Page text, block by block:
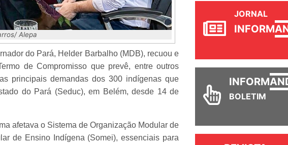
Alepa
do Pará, Helder Barbalho (MDB), recuou e
de Compromisso que prevê, entre outros
principais demandas dos 300 indígenas que
do Pará (Seduc), em Belém, desde 14 de
afetava o Sistema de Organização Modular de
de Ensino Indígena (Somei), essenciais para
JORNAL
INFORM